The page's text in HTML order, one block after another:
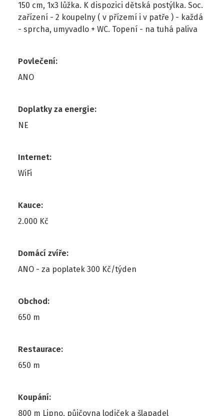
150 cm, 1x3 lůžka. K dispozici dětská postýlka. Soc.
zařízení - 2 koupelny ( v přízemí i v patře ) - každá
- sprcha, umyvadlo + WC. Topení - na tuhá paliva
Povlečení:
ANO
Doplatky za energie:
NE
Internet:
WiFi
Kauce:
2.000 Kč
Domácí zvíře:
ANO - za poplatek 300 Kč/týden
Obchod:
650 m
Restaurace:
650 m
Koupání:
800 m Lipno, půjčovna lodiček a šlapadel